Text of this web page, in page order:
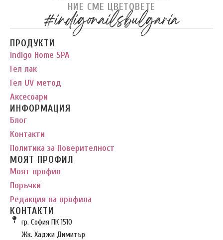
НИЕ СМЕ ЦВЕТОВЕТЕ
#indigonailsbulgaria
ПРОДУКТИ
Indigo Home SPA
Гел лак
Гел UV метод
Аксесоари
ИНФОРМАЦИЯ
Блог
Контакти
Политика за Поверителност
МОЯТ ПРОФИЛ
Моят профил
Поръчки
Редакция на профила
КОНТАКТИ
гр. София ПК 1510
Жк. Хаджи Димитър